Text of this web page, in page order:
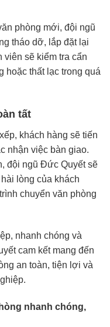
phòng mới, đội ngũ
tháo dỡ, lắp đặt lại
viên sẽ kiểm tra cẩn
hoặc thất lạc trong quá
tất
khách hàng sẽ tiến
nhận việc bàn giao.
đội ngũ Đức Quyết sẽ
lòng của khách
chuyển văn phòng
nhanh chóng và
cam kết mang đến
an toàn, tiện lợi và
nhanh chóng,